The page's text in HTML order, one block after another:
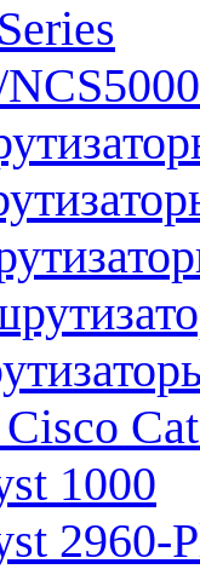
1000
2960-